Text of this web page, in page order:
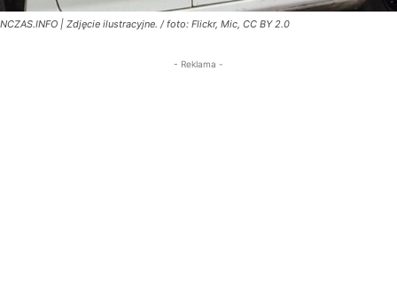
NCZAS.INFO | Zdjęcie ilustracyjne. / foto: Flickr, Mic, CC BY 2.0
- Reklama -